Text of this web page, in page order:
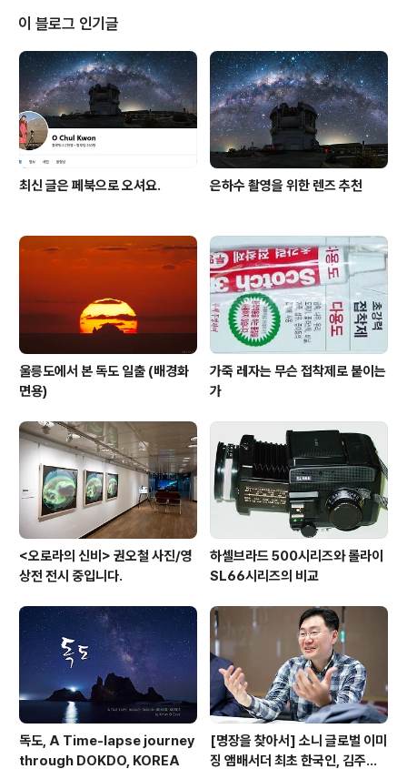
이 블로그 인기글
최신 글은 페북으로 오셔요. 은하수 촬영을 위한 렌즈 추천
울릉도에서 본 독도 일출 (배경화
면용)
가죽 레자는 무슨 접착제로 붙이는
가
<오로라의 신비> 권오철 사진/영
상전 전시 중입니다.
하셀브라드 500시리즈와 롤라이
SL66시리즈의 비교
독도, A Time-lapse journey
through DOKDO, KOREA
[명장을 찾아서] 소니 글로벌 이미
징 앰배서더 최초 한국인, 김주원·